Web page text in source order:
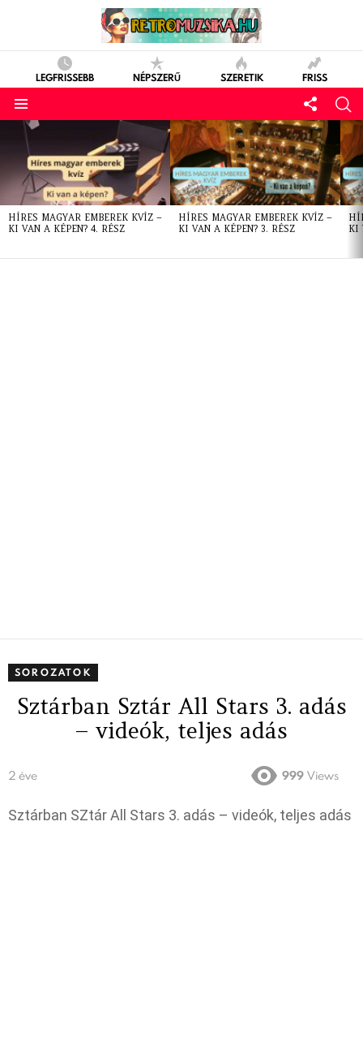
LEGFRISSEBB NÉPSZERŰ SZERETIK FRISS
LATEST
STORIES
HÍRES MAGYAR EMBEREK KVÍZ –
KI VAN A KÉPEN? 4. RÉSZ
HÍRES MAGYAR EMBEREK KVÍZ –
KI VAN A KÉPEN? 3. RÉSZ
KI
SOROZATOK
Sztárban Sztár All Stars 3. adás
– videók, teljes adás
2 éve 999 Views
Sztárban SZtár All Stars 3. adás – videók, teljes adás